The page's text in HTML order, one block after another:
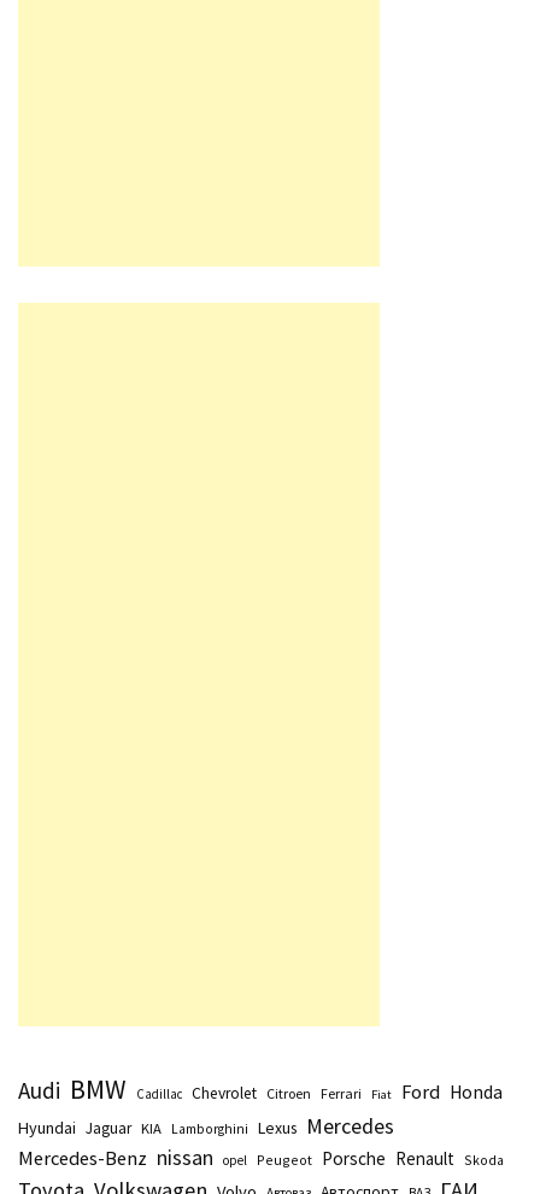
Audi BMW Cadillac Chevrolet Citroen Ferrari Fiat Ford Honda
Hyundai Jaguar KIA Lamborghini Lexus Mercedes
Mercedes-Benz nissan opel Peugeot Porsche Renault Skoda